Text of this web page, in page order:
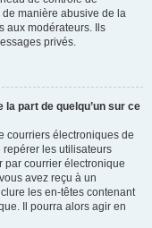
manière abusive de la
aux modérateurs. Ils
privés.
part de quelqu’un sur ce
courriers électroniques de
les utilisateurs
par courrier électronique
avez reçu à un
les en-têtes contenant
Il pourra alors agir en